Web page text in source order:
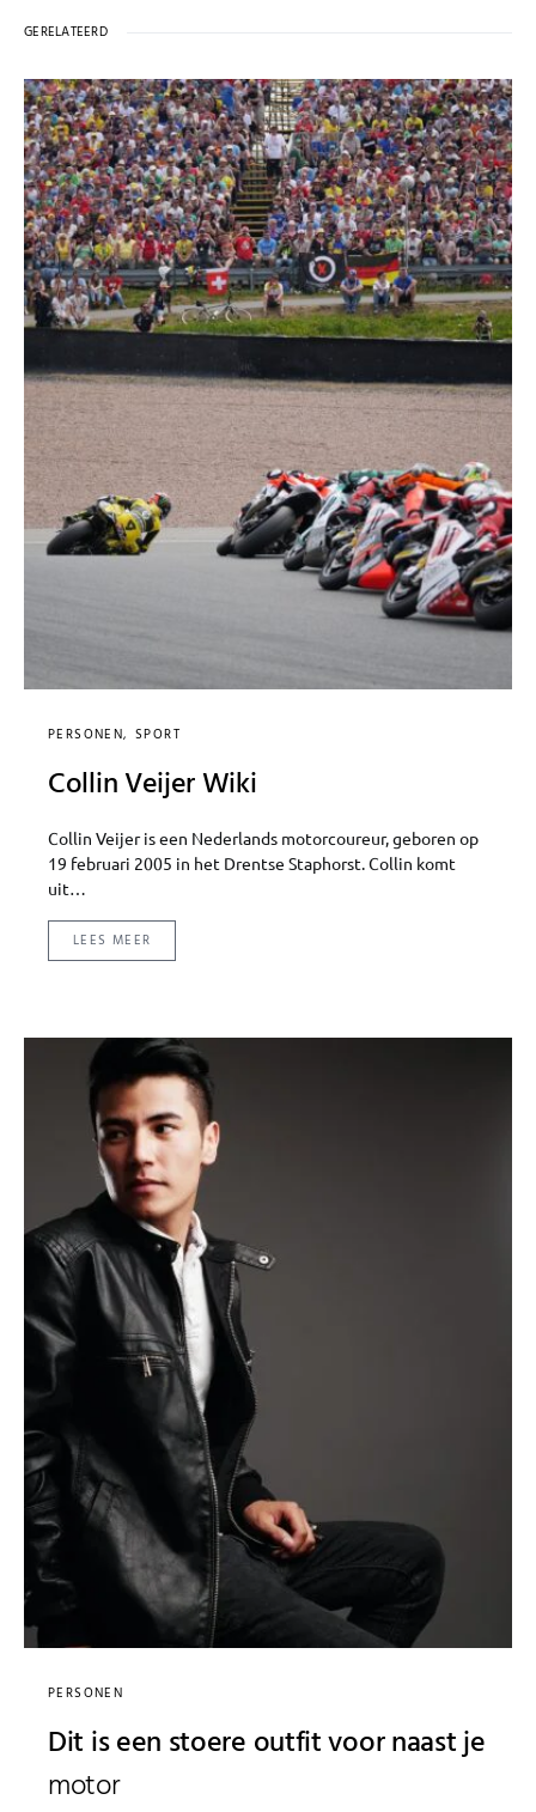
GERELATEERD
PERSONEN SPORT
Collin Veijer Wiki
Collin Veijer is een Nederlands motorcoureur, geboren op
19 februari 2005 in het Drentse Staphorst. Collin komt
uit…
LEES MEER
PERSONEN
Dit is een stoere outfit voor naast je
motor